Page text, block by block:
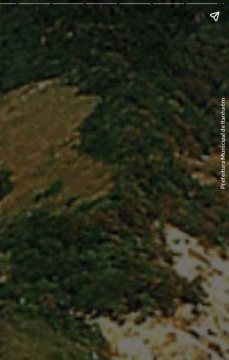
Prefeitura Municipal de Itanhaém